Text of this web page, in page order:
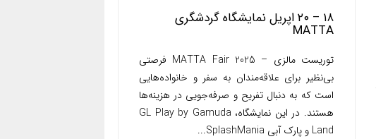
۱۸ – ۲۰ اپریل نمایشگاه گردشگری
MATTA
توریست مالزی – MATTA Fair 2025 فرصتی
بی‌نظیر برای علاقه‌مندان به سفر و خانواده‌هایی
است که به دنبال تفریح و صرفه‌جویی در هزینه‌ها
هستند. در این نمایشگاه، GL Play by Gamuda
Land و پارک آبی SplashMania...